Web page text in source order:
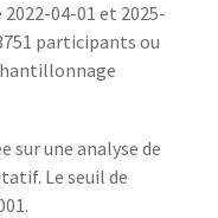
04-01 et 2025-
participants ou
sur une analyse de
Le seuil de